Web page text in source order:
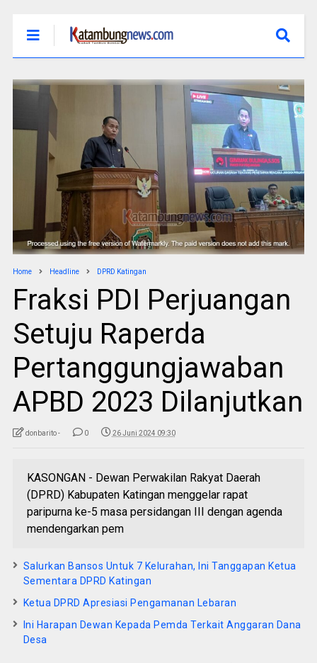
Home Headline DPRD Katingan
Fraksi PDI Perjuangan
Setuju Raperda
Pertanggungjawaban
APBD 2023 Dilanjutkan
donbarito - 0 26 Juni 2024 09:30
KASONGAN - Dewan Perwakilan Rakyat Daerah
(DPRD) Kabupaten Katingan menggelar rapat
paripurna ke-5 masa persidangan III dengan agenda
mendengarkan pem
Salurkan Bansos Untuk 7 Kelurahan, Ini Tanggapan Ketua
Sementara DPRD Katingan
Ketua DPRD Apresiasi Pengamanan Lebaran
Ini Harapan Dewan Kepada Pemda Terkait Anggaran Dana
Desa